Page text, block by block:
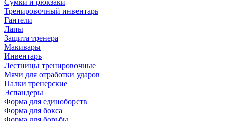
Сумки и рюкзаки
Тренировочный инвентарь
Гантели
Лапы
Защита тренера
Макивары
Инвентарь
Лестницы тренировочные
Мячи для отработки ударов
Палки тренерские
Эспандеры
Форма для единоборств
Форма для бокса